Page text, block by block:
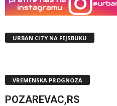
URBAN CITY NA FEJSBUKU
VREMENSKA PROGNOZA
POZAREVAC,RS